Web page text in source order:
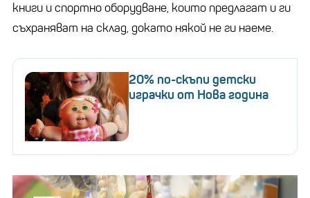
книги и спортно оборудване, които предлагат и ги
съхраняват на склад, докато някой не ги наеме.
20% по-скъпи детски
играчки от Нова година